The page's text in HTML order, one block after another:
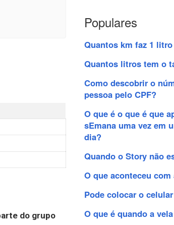
do grupo
Populares
Quantos km faz 1
Quantos litros tem o
Como descobrir o
pessoa pelo CPF?
O que é o que é que
sEmana uma vez em
dia?
Quando o Story não
O que aconteceu
Pode colocar o
O que é quando a